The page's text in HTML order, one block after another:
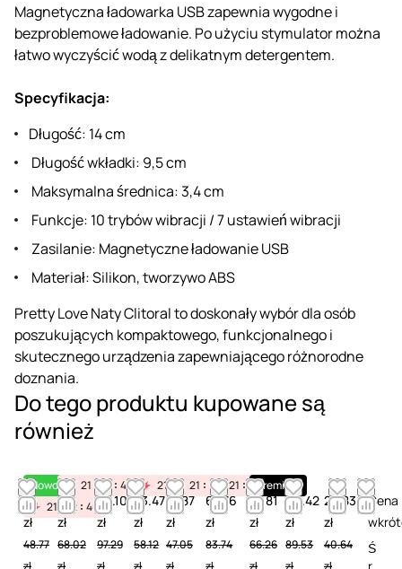
Magnetyczna ładowarka USB zapewnia wygodne i
bezproblemowe ładowanie. Po użyciu stymulator można
łatwo wyczyścić wodą z delikatnym detergentem.
Specyfikacja:
Długość: 14 cm
Długość wkładki: 9,5 cm
Maksymalna średnica: 3,4 cm
Funkcje: 10 trybów wibracji / 7 ustawień wibracji
Zasilanie: Magnetyczne ładowanie USB
Materiał: Silikon, tworzywo ABS
Pretty Love Naty Clitoral to doskonały wybór dla osób
poszukujących kompaktowego, funkcjonalnego i
skutecznego urządzenia zapewniającego różnorodne
doznania.
Do tego produktu kupowane są
również
Nowość
21
12 46
43.41
zł
48.77
zł
21 12 46
50.10
zł
68.02
zł
86.10
zł
97.29
zł
21 12 46
53.47
zł
58.12
zł
21 12 46
41.87
zł
47.05
zł
21 12 46
67.76
zł
83.74
zł
Premium
57.81
zł
66.26
zł
66.42
zł
89.53
zł
25.83
zł
40.64
zł
Cena
Ś